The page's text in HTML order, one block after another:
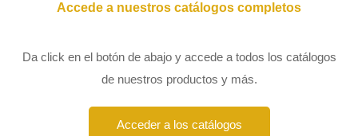
Accede a nuestros catálogos completos
Da click en el botón de abajo y accede a todos los catálogos
de nuestros productos y más.
Acceder a los catálogos